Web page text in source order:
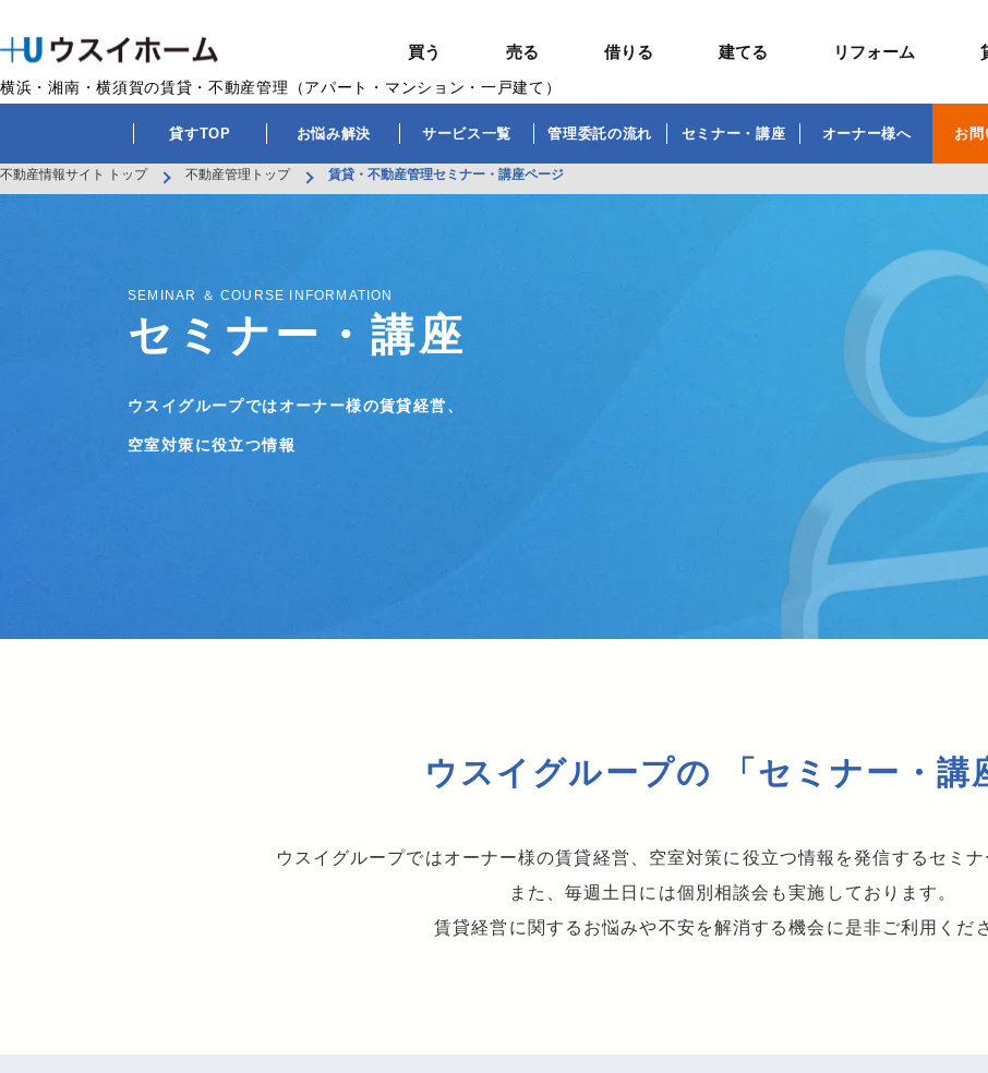
横浜・湘南・横須賀の賃貸・不動産管理（アパート・マンション・一戸建て）
買う
戸建て（総合）
新築戸建て
中古戸建て
土地
投資物件
ラグジュアリー物件
売る
売るTOP
建物状況調査
（インスペクション）
借りる
賃貸住宅TOP
エリアから探す
路線から探す
事業用TOP
エリアから探す
路線から探す
建てる
U-CASA 建てるTOP
U-nifty（定額制注文住宅）
Kit-U（高性能企画住宅）
ウスイホームの家づくり
施工事例
お問い合わせ
リフォーム
REFORM リフォームTOP
ウスイのリフォームの魅力
施工事例
ショールーム
リフォームの流れ
MANAGEMENT 貸すTOP
お悩み解決
サービス一覧
セミナー・講座
オーナー様へ
COMPANY INFO 企業情報TOP
店舗情報
採用情報
貸すTOP お悩み解決 サービス一覧 管理委託の流れ セミナー・講座 オーナー様へ お問
不動産情報サイト トップ 不動産管理トップ 賃貸・不動産管理セミナー・講座ページ
SEMINAR ＆ COURSE INFORMATION
セミナー・講座
ウスイグループではオーナー様の賃貸経営、
空室対策に役立つ情報
ウスイグループの 「セミナー・講
ウスイグループではオーナー様の賃貸経営、空室対策に役立つ情報を発信するセミナ
また、毎週土日には個別相談会も実施しております。
賃貸経営に関するお悩みや不安を解消する機会に是非ご利用くだ